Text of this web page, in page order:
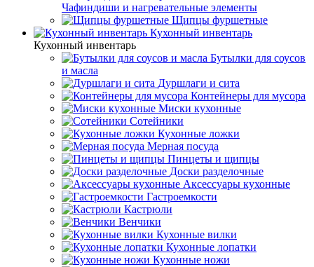
Чафиндиши и нагревательные элементы
Щипцы фуршетные
Кухонный инвентарь
Кухонный инвентарь
Бутылки для соусов
и масла
Дуршлаги и сита
Контейнеры для мусора
Миски кухонные
Сотейники
Кухонные ложки
Мерная посуда
Пинцеты и щипцы
Доски разделочные
Аксессуары кухонные
Гастроемкости
Кастрюли
Венчики
Кухонные вилки
Кухонные лопатки
Кухонные ножи